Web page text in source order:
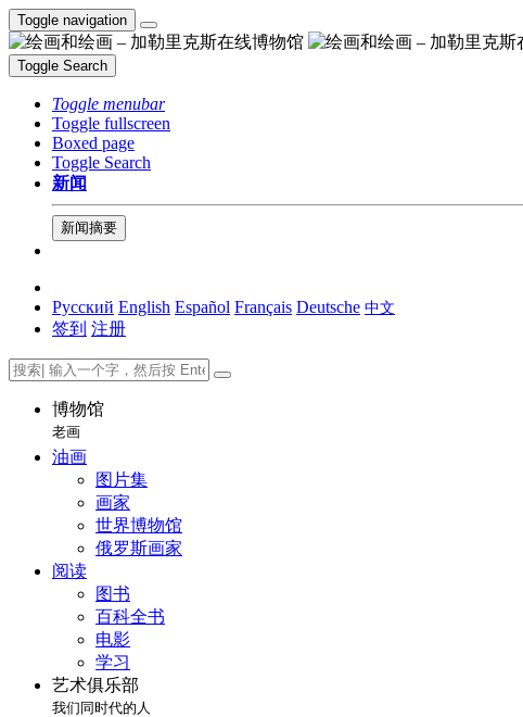
Toggle navigation
Toggle Search
Toggle menubar
Toggle fullscreen
Boxed page
Toggle Search
新闻
新闻摘要
Русский English Español Français Deutsche 中文
签到 注册
博物馆
老画
油画
图片集
画家
世界博物馆
俄罗斯画家
阅读
图书
百科全书
电影
学习
艺术俱乐部
我们同时代的人